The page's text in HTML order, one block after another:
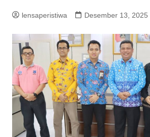
lensaperistiwa Desember 13, 2025